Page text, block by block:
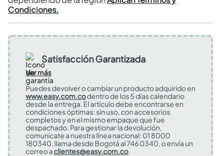
Condiciones.
Satisfacción Garantizada
Ver más
Puedes devolver o cambiar un producto adquirido en
www.easy.com.codentro de los 5 días calendario
desde la entrega. El artículo debe encontrarse en
condiciones óptimas: sin uso, con accesorios
completos y en el mismo empaque que fue
despachado. Para gestionar la devolución,
comunícate a nuestra línea nacional: 01 8000
180340, llama desde Bogotá al 746 0340, o envía un
correo aclientes@easy.com.co.